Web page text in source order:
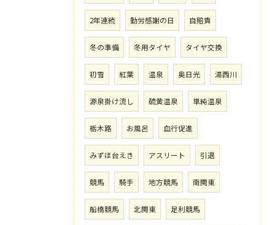
2年連続 勤労感謝の日 自賠責
冬の準備 冬用タイヤ タイヤ交換
初雪 紅葉 温泉 奥日光 湯西川
源泉掛け流し 硫黄温泉 単純温泉
栃木路 お風呂 血行促進
みずほ台えき アスリート 引退
競馬 騎手 地方競馬 南関東
船橋競馬 北関東 足利競馬